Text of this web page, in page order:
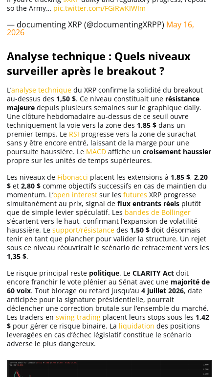
so the Army… pic.twitter.com/FGiRwKIWIm
— documenting XRP (@documentingXRPP) May 16,
2026
Analyse technique : Quels niveaux
surveiller après le breakout ?
L’analyse technique du XRP confirme la solidité du breakout
au-dessus des 1,50 $. Ce niveau constituait une résistance
majeure depuis plusieurs semaines sur le graphique daily.
Une clôture hebdomadaire au-dessus de ce seuil ouvre
techniquement la voie vers la zone des 1,85 $ dans un
premier temps. Le RSI progresse vers la zone de surachat
sans y être encore entré, laissant de la marge pour une
poursuite haussière. Le MACD affiche un croisement haussier
propre sur les unités de temps supérieures.
Les niveaux de Fibonacci placent les extensions à 1,85 $, 2,20
$ et 2,80 $ comme objectifs successifs en cas de maintien du
momentum. L’open interest sur les futures XRP progresse
simultanément au prix, signal de flux entrants réels plutôt
que de simple levier spéculatif. Les bandes de Bollinger
s’écartent vers le haut, confirmant l’expansion de volatilité
haussière. Le support/résistance des 1,50 $ doit désormais
tenir en tant que plancher pour valider la structure. Un rejet
sous ce niveau réouvrirait le scénario de retracement vers les
1,35 $.
Le risque principal reste politique. Le CLARITY Act doit
encore franchir le vote plénier au Sénat avec une majorité de
60 voix. Tout blocage ou retard jusqu’au 4 juillet 2026, date
anticipée pour la signature présidentielle, pourrait
déclencher une correction brutale sur l’ensemble du marché.
Les traders en swing trading placent leurs stops sous les 1,42
$ pour gérer ce risque binaire. La liquidation des positions
leveragées en cas d’échec législatif constitue le scénario
adverse le plus dangereux.